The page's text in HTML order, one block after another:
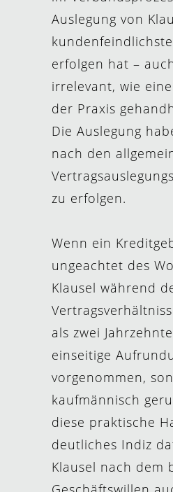
Auslegung von
erfolgen hat –
irrelevant, wie
der Praxis
Die Auslegung
nach den
zu erfolgen.
Wenn ein
ungeachtet des
Klausel während
als zwei
einseitige
vorgenommen,
kaufmännisch
diese praktische
deutliches Indiz
Klausel nach dem